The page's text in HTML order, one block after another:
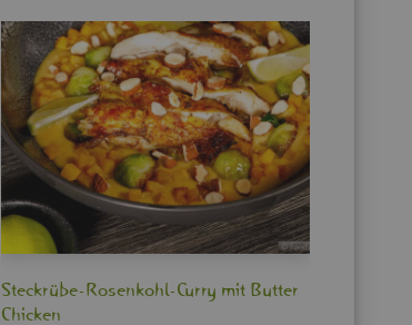
Steck­rü­be-Ro­sen­kohl-Curry mit But­ter
Chi­cken